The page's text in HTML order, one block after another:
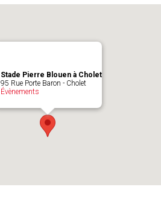
Stade Pierre Blouen à Cholet
95 Rue Porte Baron - Cholet
Évènements